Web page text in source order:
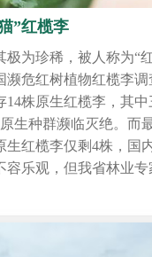
”红榄李
极为珍稀，被人称为“
濒危红树植物红榄李调
14株原生红榄李，其中
生种群濒临灭绝。而
生红榄李仅剩4株，国
容乐观，但我省林业